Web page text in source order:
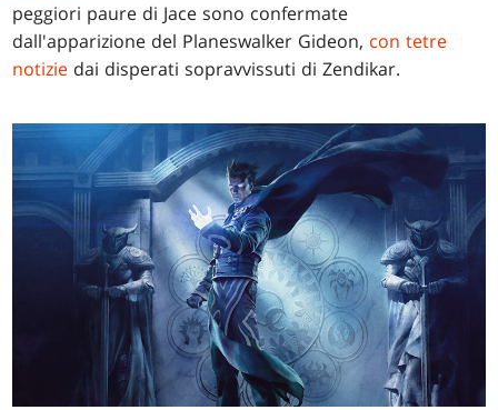
peggiori paure di Jace sono confermate
dall'apparizione del Planeswalker Gideon, con tetre
notizie dai disperati sopravvissuti di Zendikar.